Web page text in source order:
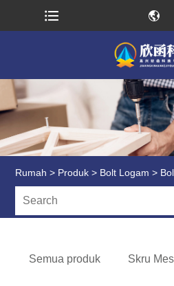
Rumah > Produk > Bolt Logam >
Semua produk Skru